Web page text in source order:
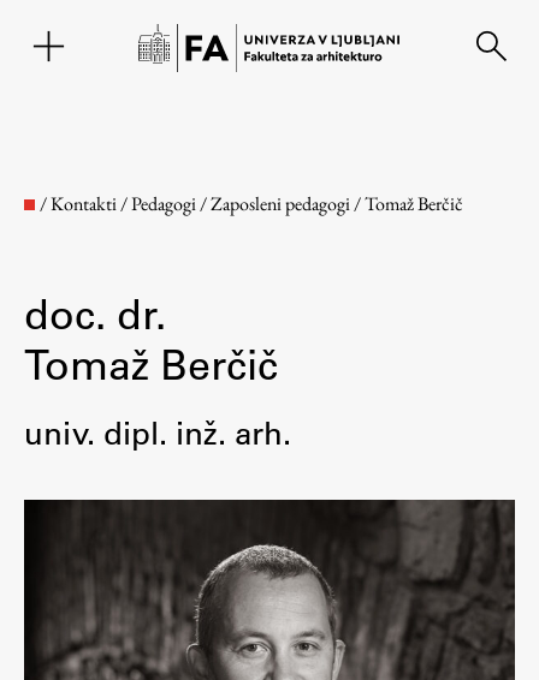
Fakulteta
Organiziranost
Alumni
Knjižnica
/Kontakti/Pedagogi/Zaposleni pedagogi/Tomaž Berčič
doc. dr.
Tomaž Berčič
univ. dipl. inž. arh.